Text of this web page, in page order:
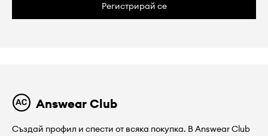
Регистрирай се
Answear Club
Създай профил и спести от всяка покупка. В Answear Club